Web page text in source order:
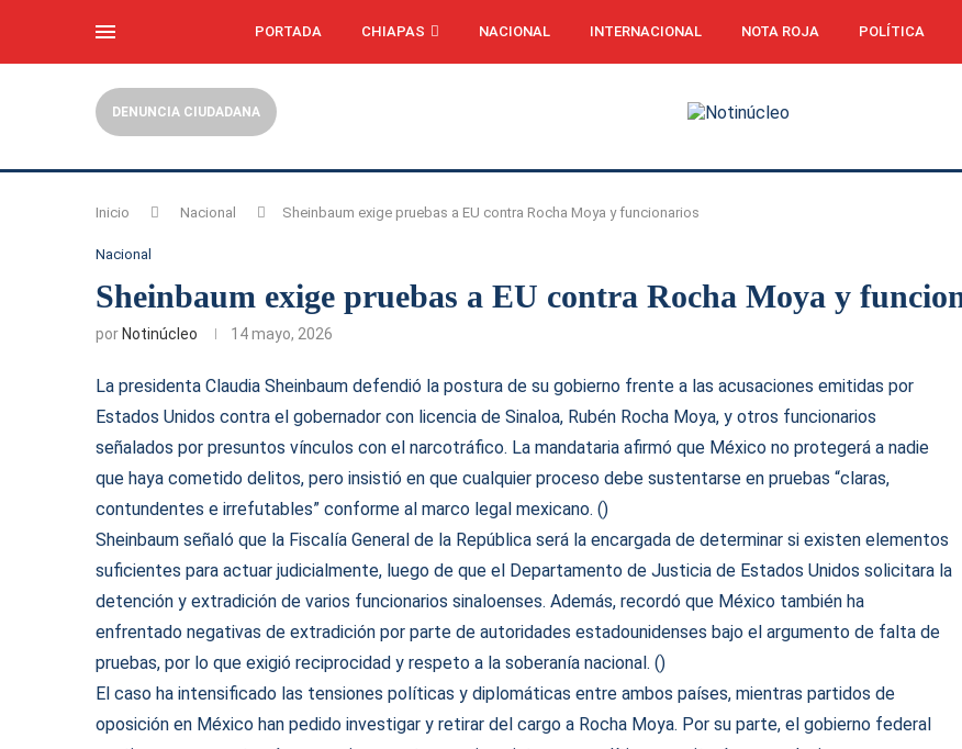
PORTADA CHIAPAS NACIONAL INTERNACIONAL NOTA ROJA POLÍTICA
DENUNCIA CIUDADANA
Inicio Nacional Sheinbaum exige pruebas a EU contra Rocha Moya y funcionarios
Nacional
Sheinbaum exige pruebas a EU contra Rocha Moya y
por Notinúcleo 14 mayo, 2026
La presidenta Claudia Sheinbaum defendió la postura de su gobierno frente a las acusaciones emitidas por
Estados Unidos contra el gobernador con licencia de Sinaloa, Rubén Rocha Moya, y otros funcionarios
señalados por presuntos vínculos con el narcotráfico. La mandataria afirmó que México no protegerá a nadie
que haya cometido delitos, pero insistió en que cualquier proceso debe sustentarse en pruebas “claras,
contundentes e irrefutables” conforme al marco legal mexicano. ()
Sheinbaum señaló que la Fiscalía General de la República será la encargada de determinar si existen elementos
suficientes para actuar judicialmente, luego de que el Departamento de Justicia de Estados Unidos solicitara la
detención y extradición de varios funcionarios sinaloenses. Además, recordó que México también ha
enfrentado negativas de extradición por parte de autoridades estadounidenses bajo el argumento de falta de
pruebas, por lo que exigió reciprocidad y respeto a la soberanía nacional. ()
El caso ha intensificado las tensiones políticas y diplomáticas entre ambos países, mientras partidos de
oposición en México han pedido investigar y retirar del cargo a Rocha Moya. Por su parte, el gobierno federal